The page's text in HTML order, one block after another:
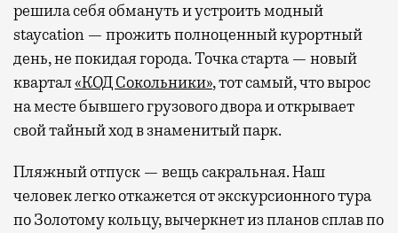
решила себя обмануть и устроить модный
staycation — прожить полноценный курортный
день, не покидая города. Точка старта — новый
квартал«КОД Сокольники», тот самый, что вырос
на месте бывшего грузового двора и открывает
свой тайный ход в знаменитый парк.
Пляжный отпуск — вещь сакральная. Наш
человек легко откажется от экскурсионного тура
по Золотому кольцу, вычеркнет из планов сплав по